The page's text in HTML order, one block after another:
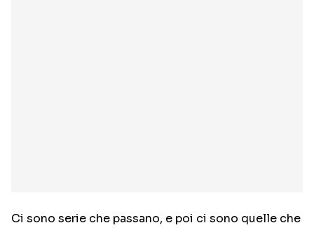
Ci sono serie che passano, e poi ci sono quelle che